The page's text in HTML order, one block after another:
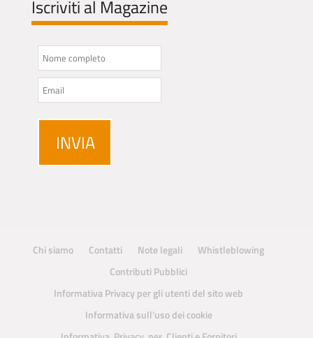
Iscriviti al Magazine
Chi siamo Contatti Note legali
Whistleblowing
Contributi Pubblici
Informativa Privacy per gli utenti del sito web
Informativa sull’uso dei cookie